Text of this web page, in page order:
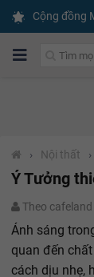
Cộng đồng
› Nội thất ›
Ý Tưởng
Theo cafeland
Ánh sáng
quan đến
cách dịu nhẹ,